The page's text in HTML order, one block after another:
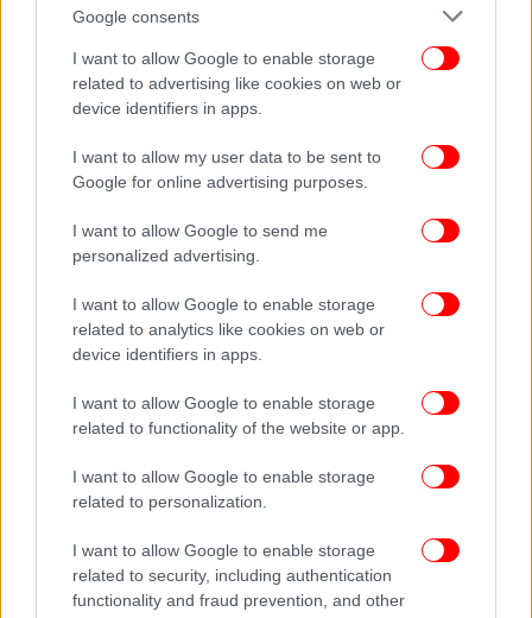
Google consents
I want to allow Google to enable storage
related to advertising like cookies on web or
device identifiers in apps.
I want to allow my user data to be sent to
Google for online advertising purposes.
I want to allow Google to send me
personalized advertising.
I want to allow Google to enable storage
related to analytics like cookies on web or
device identifiers in apps.
I want to allow Google to enable storage
related to functionality of the website or app.
I want to allow Google to enable storage
related to personalization.
I want to allow Google to enable storage
related to security, including authentication
functionality and fraud prevention, and other
που δεν φορούσαν μάσκα [βίντεο]
Σχολεία: Αγώνας δρόμου για να ανοίξουν στις 8
Ιανουαρίου -Πού θα κριθεί η επιστροφή στις τάξεις